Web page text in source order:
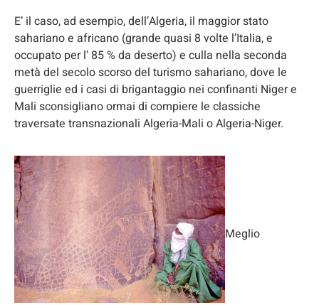
E’ il caso, ad esempio, dell’Algeria, il maggior stato
sahariano e africano (grande quasi 8 volte l’Italia, e
occupato per l’ 85 % da deserto) e culla nella seconda
metà del secolo scorso del turismo sahariano, dove le
guerriglie ed i casi di brigantaggio nei confinanti Niger e
Mali sconsigliano ormai di compiere le classiche
traversate transnazionali Algeria-Mali o Algeria-Niger.
Meglio